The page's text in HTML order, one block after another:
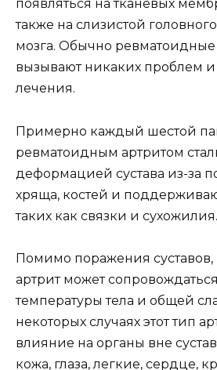
появляться на тканевых
также на слизистой
мозга. Обычно ревматоидные
вызывают никаких проблем и
лечения.
Примерно каждый шестой
ревматоидным артритом
деформацией сустава из-за
хряща, костей и
таких как связки и сухожилия.
Помимо поражения
артрит может
температуры тела и общей
некоторых случаях этот тип
влияние на органы вне
кожа, глаза, легкие, сердце,